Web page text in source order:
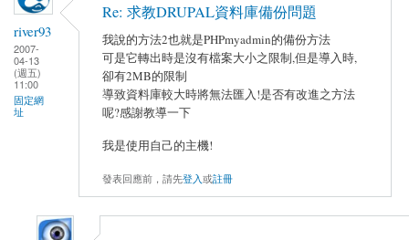
river93
2007-
04-13
(週五)
11:00
固定網
址
Re: 求教DRUPAL資料庫備份問題
我說的方法2也就是PHPmyadmin的備份方法
可是它轉出時是沒有檔案大小之限制,但是導入時,
卻有2MB的限制
導致資料庫較大時將無法匯入!是否有改進之方法
呢?感謝教導一下
我是使用自己的主機!
發表回應前，請先登入或註冊